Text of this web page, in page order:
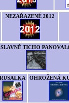
NEZAŘAZENÉ 2012
SLAVNÉ TICHO
RUSALKA OHROŽENÁ